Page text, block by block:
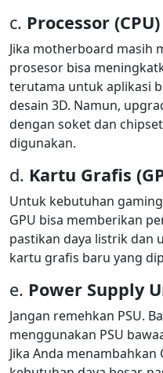
c. Processor (CPU)
Jika motherboard masih
prosesor bisa
terutama untuk aplikasi
desain 3D. Namun,
dengan soket dan
digunakan.
d. Kartu Grafis
Untuk kebutuhan
GPU bisa memberikan
pastikan daya listrik dan
kartu grafis baru yang
e. Power Supply
Jangan remehkan PSU.
menggunakan PSU
Jika Anda menambahkan